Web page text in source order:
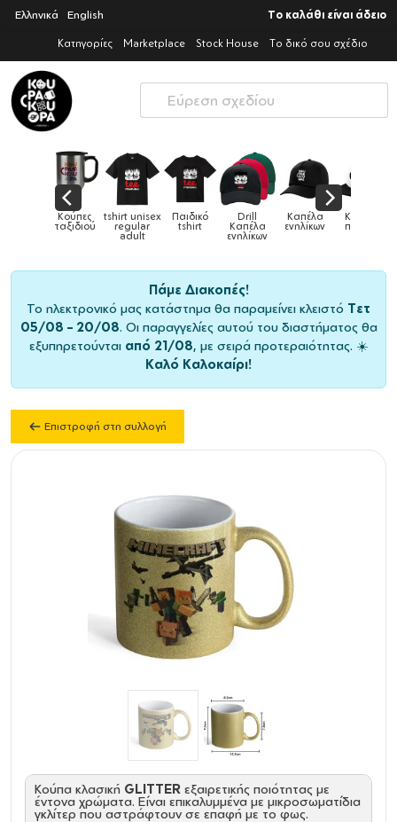
Ελληνικά English Το καλάθι είναι άδειο
Κατηγορίες Marketplace Stock House Το δικό σου σχέδιο
Drill
Καπέλα
Καπέλα
ενηλίκων
Καπέλα
παιδικά Κούπες Κούπες
ειδικές
Πάμε Διακοπές!
Το ηλεκτρονικό μας κατάστημα θα παραμείνει κλειστό Τετ
05/08 – 20/08. Οι παραγγελίες αυτού του διαστήματος θα
εξυπηρετούνται από 21/08, με σειρά προτεραιότητας. ☀️
Καλό Καλοκαίρι!
Επιστροφή στη συλλογή
Κούπα κλασική GLITTER εξαιρετικής ποιότητας με
έντονα χρώματα. Είναι επικαλυμμένα με μικροσωματίδια
γκλίτερ που αστράφτουν σε επαφή με το φως.